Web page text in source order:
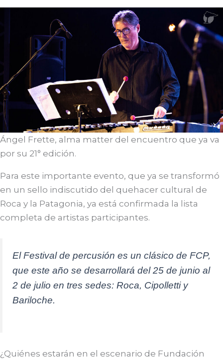
Ángel Frette, alma matter del encuentro que ya va
por su 21° edición.
Para este importante evento, que ya se transformó
en un sello indiscutido del quehacer cultural de
Roca y la Patagonia, ya está confirmada la lista
completa de artistas participantes.
El Festival de percusión es un clásico de FCP,
que este año se desarrollará del 25 de junio al
2 de julio en tres sedes: Roca, Cipolletti y
Bariloche.
¿Quiénes estarán en el escenario de Fundación